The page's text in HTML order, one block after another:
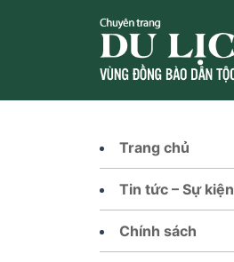
Trang chủ
Tin tức – Sự kiện
Chính sách